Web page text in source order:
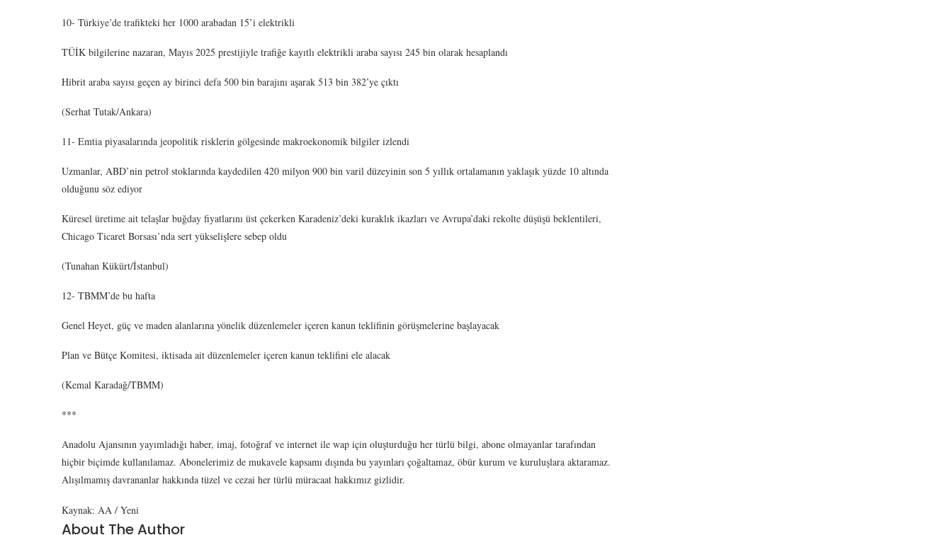
10- Türkiye’de trafikteki her 1000 arabadan 15’i elektrikli
TÜİK bilgilerine nazaran, Mayıs 2025 prestijiyle trafiğe kayıtlı elektrikli araba sayısı 245 bin olarak hesaplandı
Hibrit araba sayısı geçen ay birinci defa 500 bin barajını aşarak 513 bin 382’ye çıktı
(Serhat Tutak/Ankara)
11- Emtia piyasalarında jeopolitik risklerin gölgesinde makroekonomik bilgiler izlendi
Uzmanlar, ABD’nin petrol stoklarında kaydedilen 420 milyon 900 bin varil düzeyinin son 5 yıllık ortalamanın yaklaşık yüzde 10 altında
olduğunu söz ediyor
Küresel üretime ait telaşlar buğday fiyatlarını üst çekerken Karadeniz’deki kuraklık ikazları ve Avrupa’daki rekolte düşüşü beklentileri,
Chicago Ticaret Borsası’nda sert yükselişlere sebep oldu
(Tunahan Kükürt/İstanbul)
12- TBMM’de bu hafta
Genel Heyet, güç ve maden alanlarına yönelik düzenlemeler içeren kanun teklifinin görüşmelerine başlayacak
Plan ve Bütçe Komitesi, iktisada ait düzenlemeler içeren kanun teklifini ele alacak
(Kemal Karadağ/TBMM)
***
Anadolu Ajansının yayımladığı haber, imaj, fotoğraf ve internet ile wap için oluşturduğu her türlü bilgi, abone olmayanlar tarafından
hiçbir biçimde kullanılamaz. Abonelerimiz de mukavele kapsamı dışında bu yayınları çoğaltamaz, öbür kurum ve kuruluşlara aktaramaz.
Alışılmamış davrananlar hakkında tüzel ve cezai her türlü müracaat hakkımız gizlidir.
Kaynak: AA / Yeni
About The Author